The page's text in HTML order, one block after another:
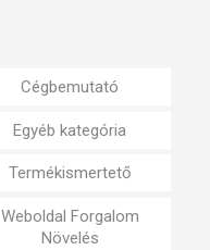
Cégbemutató
Egyéb kategória
Termékismertető
Weboldal Forgalom
Növelés